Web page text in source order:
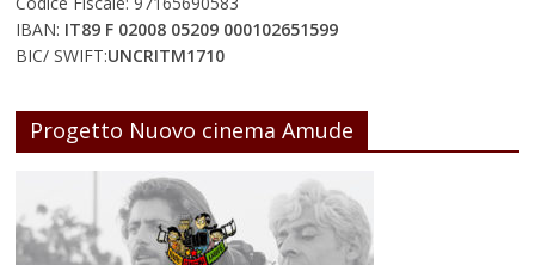
IBAN: IT89 F 02008 05209 000102651599
BIC/ SWIFT:UNCRITM1710
Progetto Nuovo cinema Amude